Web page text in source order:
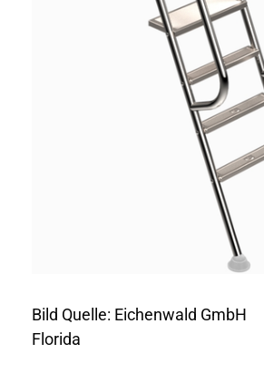
Bild Quelle: Eichenwald
Florida